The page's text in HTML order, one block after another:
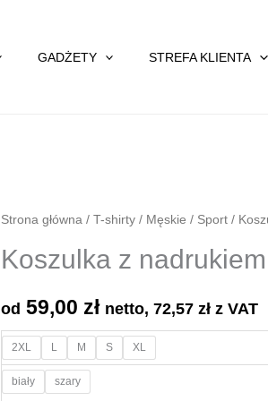
GADŻETY STREFA KLIENTA
Strona główna /T-shirty / Męskie / Sport /
Koszulka z
od 59,00 zł netto,72,57zł z VAT
2XL L M S XL
biały szary